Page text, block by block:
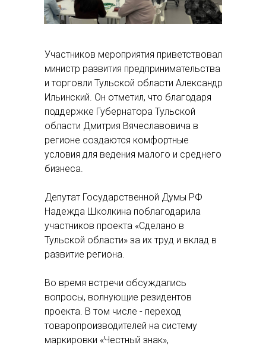
Участников мероприятия приветствовал
министр развития предпринимательства
и торговли Тульской области Александр
Ильинский. Он отметил, что благодаря
поддержке Губернатора Тульской
области Дмитрия Вячеславовича в
регионе создаются комфортные
условия для ведения малого и среднего
бизнеса.
Депутат Государственной Думы РФ
Надежда Школкина поблагодарила
участников проекта «Сделано в
Тульской области» за их труд и вклад в
развитие региона.
Во время встречи обсуждались
вопросы, волнующие резидентов
проекта. В том числе - переход
товаропроизводителей на систему
маркировки «Честный знак»,